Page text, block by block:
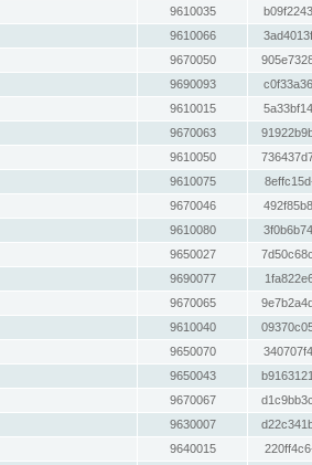
9610035
9610066
9670050
9690093
9610015
9670063
9610050
9610075
9670046
9610080
9650027
9690077
9670065
9610040
9650070
9650043
9670067
9630007
9640015